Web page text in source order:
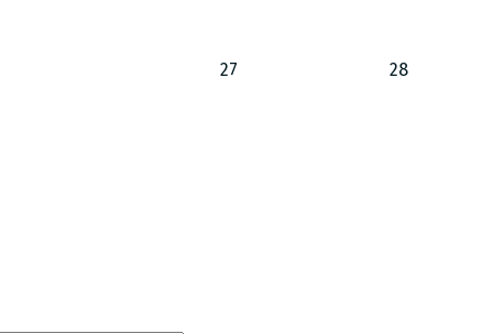
27 28